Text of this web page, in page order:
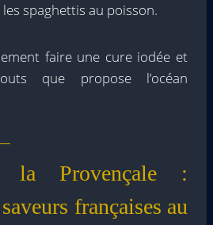
spaghettis au poisson.
faire une cure iodée et
que propose l’océan
la Provençale :
françaises au